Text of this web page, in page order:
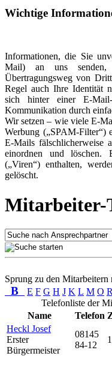
Wichtige
Informationen, die Sie
Mail) an uns senden,
Übertragungsweg von
Regel auch Ihre Identität
sich hinter einer E-Mail-
Kommunikation durch
Wir setzen – wie viele E-
Werbung („SPAM-Filter“)
E-Mails fälschlicherweise
einordnen und löschen.
(„Viren“) enthalten,
gelöscht.
Mitarbeiter-
Sprung zu den Mitarbeitern
B E F G H J K L M O R
Telefonliste der
Name
Telefon
Heckl Josef
Erster
Bürgermeister
08145
84-12